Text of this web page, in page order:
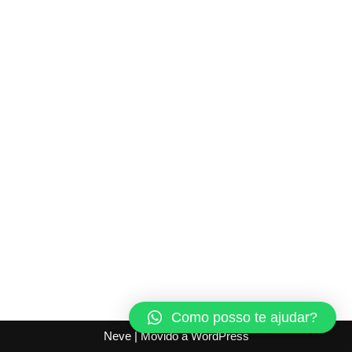
Neve| Movido aWordPress
Como posso te ajudar?